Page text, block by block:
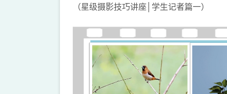
（星级摄影技巧讲座│学生记者篇一）